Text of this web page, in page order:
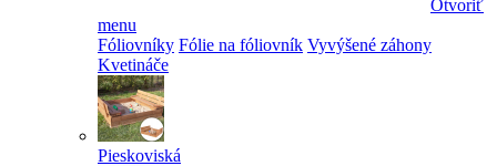
Otvoriť
menu
Fóliovníky Fólie na fóliovník Vyvýšené záhony
Kvetináče
Pieskoviská